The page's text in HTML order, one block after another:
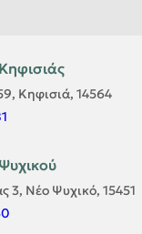
Κηφισιά, 14564
3, Νέο Ψυχικό, 15451